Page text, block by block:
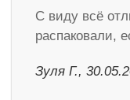
С виду всё
распаковали,
Зуля Г.,